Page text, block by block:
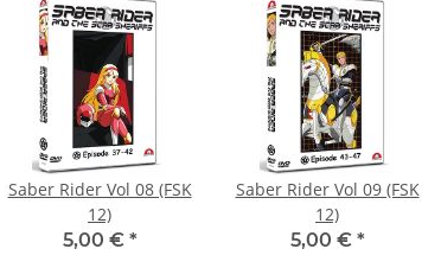
Saber Rider Vol 08 (FSK
12)
5,00 € *
Saber Rider Vol 09 (FSK
12)
5,00 € *